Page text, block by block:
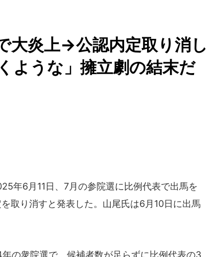
大炎上→公認内定取り消し
ような」擁立劇の結末だ
年6月11日、7月の参院選に比例代表で出馬を
取り消すと発表した。山尾氏は6月10日に出馬
の衆院選で、候補者数が足らずに比例代表の3